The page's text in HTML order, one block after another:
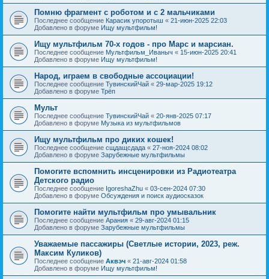
Помню фрагмент с роботом и с 2 мальчиками
Последнее сообщение Карасик упоротыш « 21-июн-2025 22:03
Добавлено в форуме Ищу мультфильм!
Ищу мультфильм 70-х годов - про Марс и марсиан.
Последнее сообщение Мультфильм_Иваныч « 15-июн-2025 20:41
Добавлено в форуме Ищу мультфильм!
Народ, играем в свободные ассоциации!
Последнее сообщение ТувинскийЧай « 29-мар-2025 19:12
Добавлено в форуме Трёп
Мульт
Последнее сообщение ТувинскийЧай « 20-янв-2025 07:17
Добавлено в форуме Музыка из мультфильмов
Ищу мультфильм про диких кошек!
Последнее сообщение сщдащсдада « 27-ноя-2024 08:02
Добавлено в форуме Зарубежные мультфильмы
Помогите вспомнить инсценировки из Радиотеатра
Детского радио
Последнее сообщение IgoreshaZhu « 03-сен-2024 07:30
Добавлено в форуме Обсуждения и поиск аудиосказок
Помогите найти мультфильм про умывальник
Последнее сообщение Арания « 29-авг-2024 01:15
Добавлено в форуме Зарубежные мультфильмы
Уважаемые пассажиры (Светлые истории, 2023, реж.
Максим Куликов)
Последнее сообщение Аквэч « 21-авг-2024 01:58
Добавлено в форуме Ищу мультфильм!